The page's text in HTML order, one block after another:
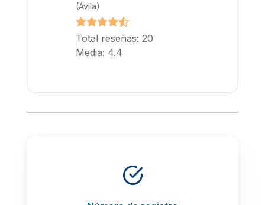
(Ávila)
Total reseñas: 20
Media: 4.4